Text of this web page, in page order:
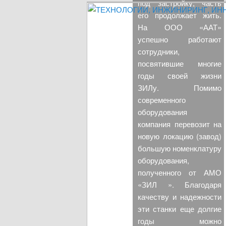
ТЕХНОЛОГИИ,
Измеритель диаметра, измеритель
моделирование, технико-экономическое
под застройку, часть
его продолжает жить.
На ООО «ААТ»
успешно работают
сотрудники,
посвятившие многие
годы своей жизни
ЗИЛу. Помимо
современного
оборудования
компания перевозит на
новую локацию (завод)
большую номенклатуру
оборудования,
полученного от АМО
«ЗИЛ ». Благодаря
качеству и надежности
эти станки еще долгие
годы можно